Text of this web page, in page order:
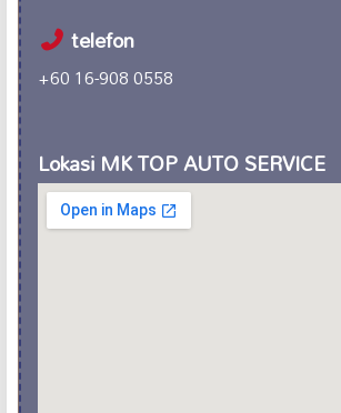
telefon
+60 16-908 0558
Lokasi MK TOP AUTO SERVICE